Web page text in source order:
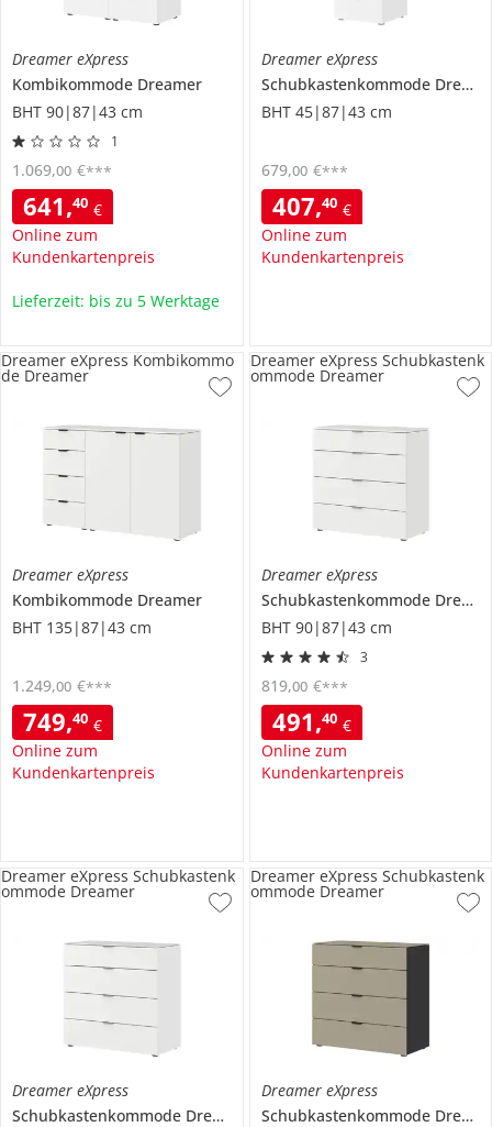
Dreamer eXpress
Kombikommode Dreamer
BHT 90|87|43 cm
1
641,40 €
Online zum
Kundenkartenpreis
1.069,00 €***
Lieferzeit: bis zu 5 Werktage
Dreamer eXpress
Schubkastenkommode Dreamer
BHT 45|87|43 cm
407,40 €
Online zum
Kundenkartenpreis
679,00 €***
Dreamer eXpress
Kombikommode Dreamer
BHT 135|87|43 cm
749,40 €
Online zum
Kundenkartenpreis
1.249,00 €***
Dreamer eXpress Kombikommo
de Dreamer
Dreamer eXpress
Schubkastenkommode Dreamer
BHT 90|87|43 cm
3
491,40 €
Online zum
Kundenkartenpreis
819,00 €***
Dreamer eXpress Schubkastenk
ommode Dreamer
Dreamer eXpress
Schubkastenkommode Dreamer
Dreamer eXpress Schubkastenk
ommode Dreamer
Dreamer eXpress
Schubkastenkommode Dreamer
Dreamer eXpress Schubkastenk
ommode Dreamer